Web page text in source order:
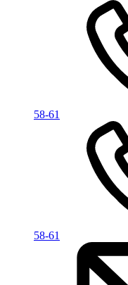
58-61
58-61